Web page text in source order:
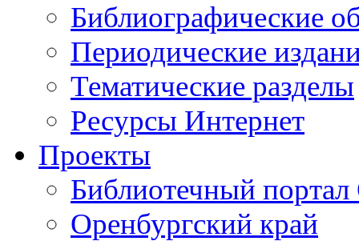
Библиографические
Периодические
Тематические разделы
Ресурсы Интернет
Проекты
Библиотечный портал
Оренбургский край